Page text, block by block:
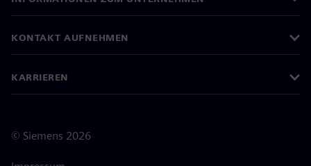
KONTAKT AUFNEHMEN
KARRIEREN
© Siemens 2026